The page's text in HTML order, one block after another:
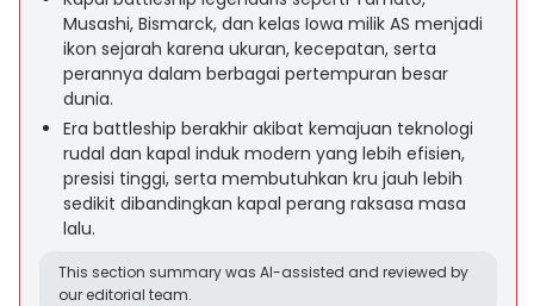
Musashi, Bismarck, dan kelas Iowa milik AS menjadi
ikon sejarah karena ukuran, kecepatan, serta
perannya dalam berbagai pertempuran besar
dunia.
Era battleship berakhir akibat kemajuan teknologi
rudal dan kapal induk modern yang lebih efisien,
presisi tinggi, serta membutuhkan kru jauh lebih
sedikit dibandingkan kapal perang raksasa masa
lalu.
This section summary was AI-assisted and reviewed by
our editorial team.